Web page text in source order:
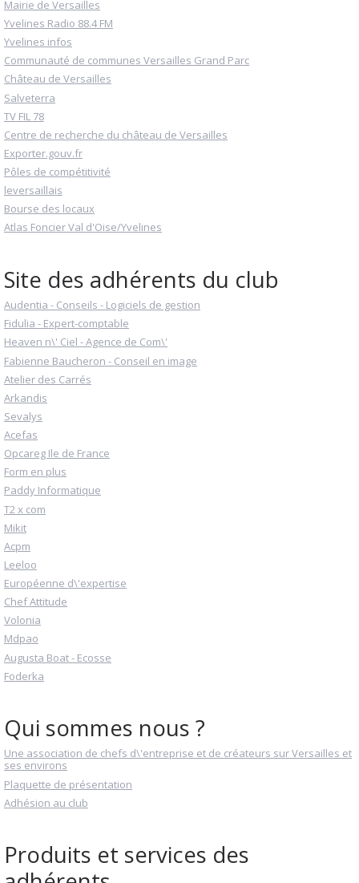
Mairie de Versailles
Yvelines Radio 88.4 FM
Yvelines infos
Communauté de communes Versailles Grand Parc
Château de Versailles
Salveterra
TV FIL 78
Centre de recherche du château de Versailles
Exporter.gouv.fr
Pôles de compétitivité
leversaillais
Bourse des locaux
Atlas Foncier Val d'Oise/Yvelines
Site des adhérents du club
Audentia - Conseils - Logiciels de gestion
Fidulia - Expert-comptable
Heaven n\' Ciel - Agence de Com\'
Fabienne Baucheron - Conseil en image
Atelier des Carrés
Arkandis
Sevalys
Acefas
Opcareg Ile de France
Form en plus
Paddy Informatique
T2 x com
Mikit
Acpm
Leeloo
Européenne d\'expertise
Chef Attitude
Volonia
Mdpao
Augusta Boat - Ecosse
Foderka
Qui sommes nous ?
Une association de chefs d\'entreprise et de créateurs sur Versailles et
ses environs
Plaquette de présentation
Adhésion au club
Produits et services des